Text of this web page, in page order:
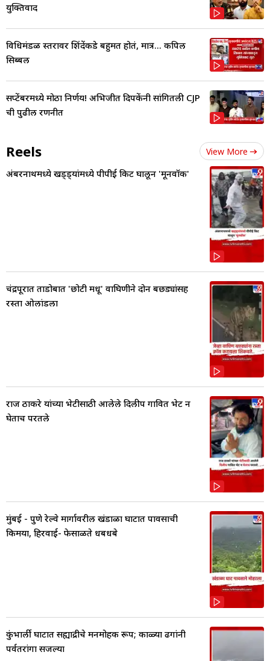
युक्तिवाद
विधिमंडळ स्तरावर शिंदेंकडे बहुमत होतं, मात्र... कपिल
सिब्बल
सप्टेंबरमध्ये मोठा निर्णय! अभिजीत दिपकेंनी सांगितली CJP
ची पुढील रणनीत
Reels View More
अंबरनाथमध्ये खड्ड्यांमध्ये पीपीई किट घालून 'मूनवॉक'
चंद्रपूरात ताडोबात 'छोटी मधू' वाघिणीने दोन बछड्यांसह
रस्ता ओलांडला
राज ठाकरे यांच्या भेटीसाठी आलेले दिलीप गावित भेट न
घेताच परतले
मुंबई - पुणे रेल्वे मार्गावरील खंडाळा घाटात पावसाची
किमया, हिरवाई- फेसाळते धबधबे
कुंभार्ली घाटात सह्याद्रीचे मनमोहक रूप; काळ्या ढगांनी
पर्वतरांगा सजल्या